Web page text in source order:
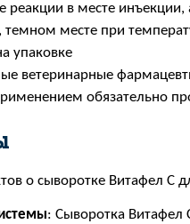
реакции в месте инъекции,
темном месте при
упаковке
ветеринарные
обязательно
о сыворотке Витафел С
: Сыворотка